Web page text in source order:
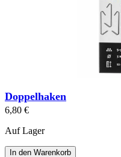
Doppelhaken
6,80 €
Auf Lager
In den Warenkorb